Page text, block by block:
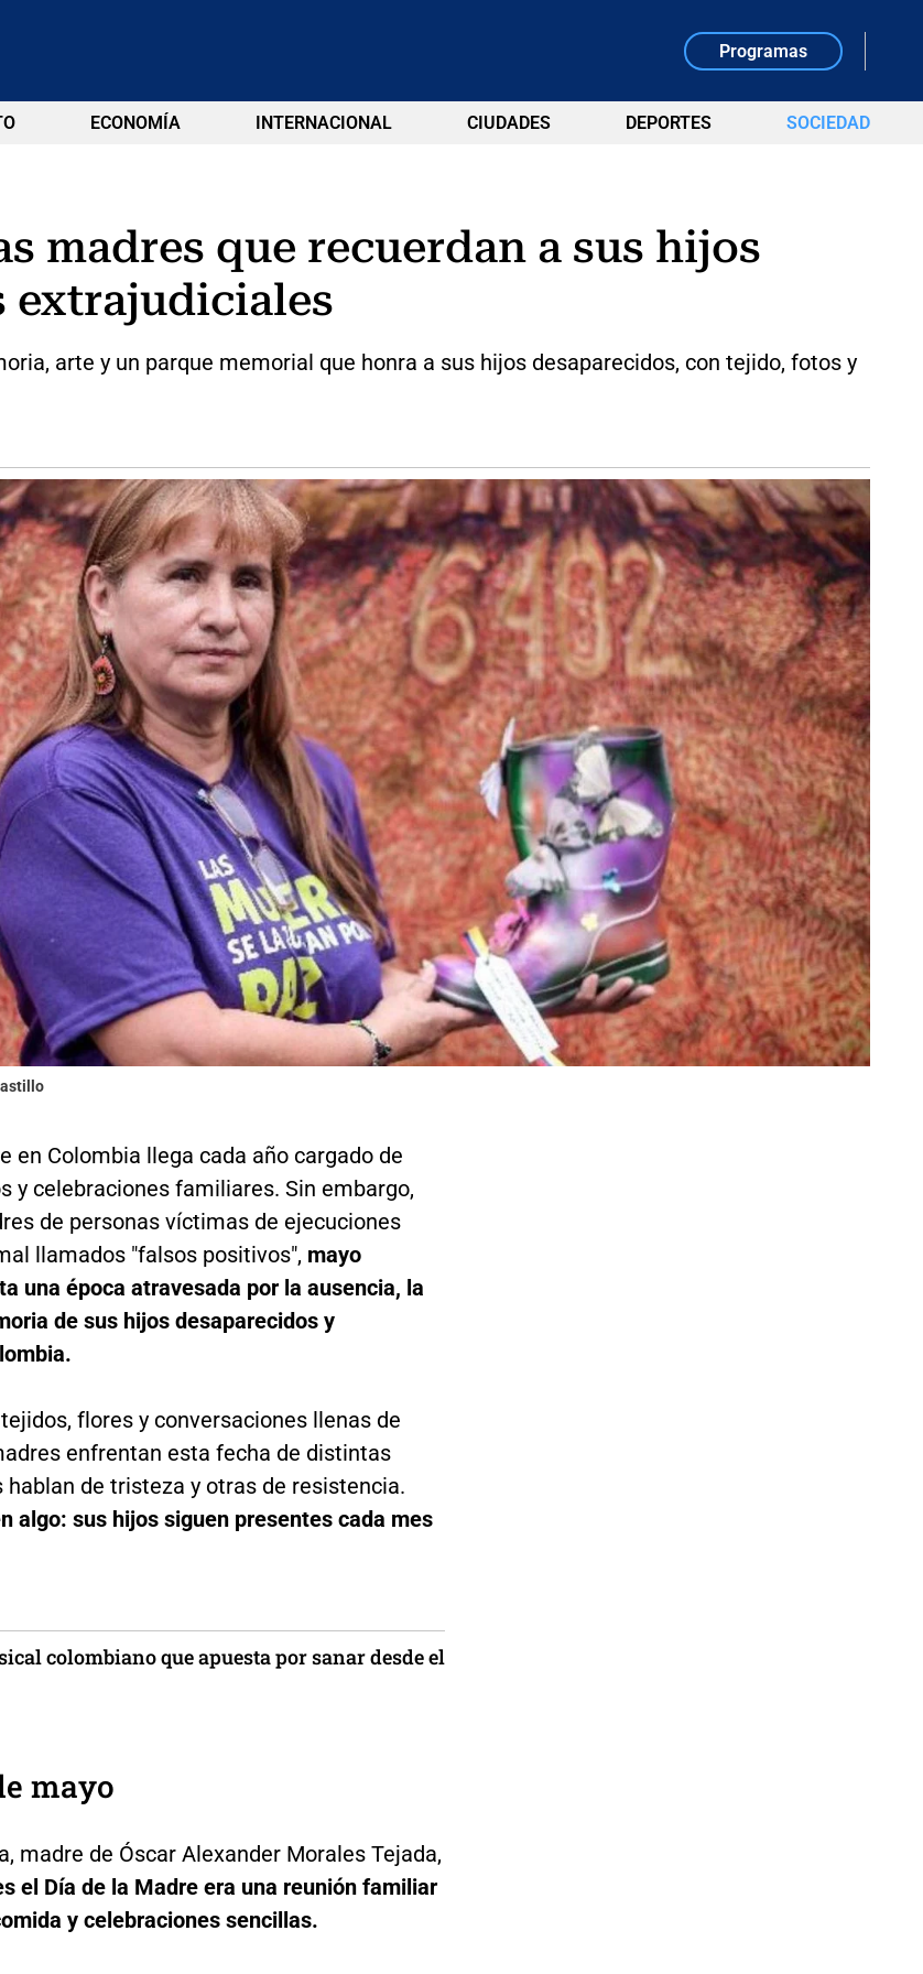
Programas
ECONOMÍA INTERNACIONAL CIUDADES DEPORTES SOCIEDAD
madres que recuerdan a sus hijos
extrajudiciales
arte y un parque memorial que honra a sus hijos desaparecidos, con tejido, fotos y
en Colombia llega cada año cargado de
y celebraciones familiares. Sin embargo,
de personas víctimas de ejecuciones
llamados "falsos positivos", mayo
una época atravesada por la ausencia, la
de sus hijos desaparecidos y
flores y conversaciones llenas de
enfrentan esta fecha de distintas
hablan de tristeza y otras de resistencia.
algo: sus hijos siguen presentes cada mes
colombiano que apuesta por sanar desde el
mayo
madre de Óscar Alexander Morales Tejada,
el Día de la Madre era una reunión familiar
y celebraciones sencillas.